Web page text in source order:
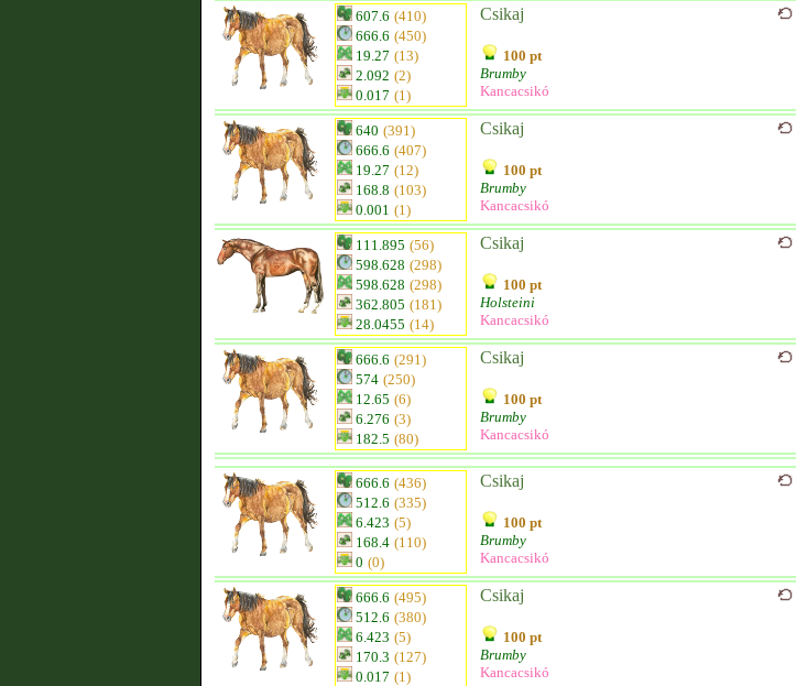
607.6 (410)
666.6 (450)
19.27 (13)
2.092 (2)
0.017 (1)
Csikaj
100 pt
Brumby
Kancacsikó
640 (391)
666.6 (407)
19.27 (12)
168.8 (103)
0.001 (1)
Csikaj
100 pt
Brumby
Kancacsikó
111.895 (56)
598.628 (298)
598.628 (298)
362.805 (181)
28.0455 (14)
Csikaj
100 pt
Holsteini
Kancacsikó
666.6 (291)
574 (250)
12.65 (6)
6.276 (3)
182.5 (80)
Csikaj
100 pt
Brumby
Kancacsikó
666.6 (436)
512.6 (335)
6.423 (5)
168.4 (110)
0 (0)
Csikaj
100 pt
Brumby
Kancacsikó
666.6 (495)
512.6 (380)
6.423 (5)
170.3 (127)
0.017 (1)
Csikaj
100 pt
Brumby
Kancacsikó